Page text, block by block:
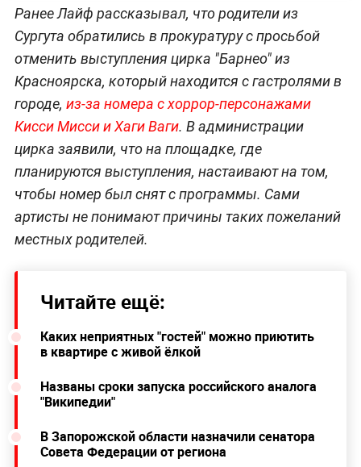
Ранее Лайф рассказывал, что родители из
Сургута обратились в прокуратуру с просьбой
отменить выступления цирка "Барнео" из
Красноярска, который находится с гастролями в
городе, из-за номера с хоррор-персонажами
Кисси Мисси и Хаги Ваги. В администрации
цирка заявили, что на площадке, где
планируются выступления, настаивают на том,
чтобы номер был снят с программы. Сами
артисты не понимают причины таких пожеланий
местных родителей.
Читайте ещё:
Каких неприятных "гостей" можно приютить
в квартире с живой ёлкой
Названы сроки запуска российского аналога
"Википедии"
В Запорожской области назначили сенатора
Совета Федерации от региона